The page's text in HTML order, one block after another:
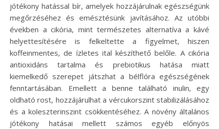
jótékony hatással bír, amelyek hozzájárulnak egészségünk
megőrzéséhez és emésztésünk javításához. Az utóbbi
években a cikória, mint természetes alternatíva a kávé
helyettesítésére is felkeltette a figyelmet, hiszen
koffeinmentes, de ízletes ital készíthető belőle. A cikória
antioxidáns tartalma és prebiotikus hatása miatt
kiemelkedő szerepet játszhat a bélflóra egészségének
fenntartásában. Emellett a benne található inulin, egy
oldható rost, hozzájárulhat a vércukorszint stabilizálásához
és a koleszterinszint csökkentéséhez. A növény általános
jótékony hatásai mellett számos egyéb előnyös